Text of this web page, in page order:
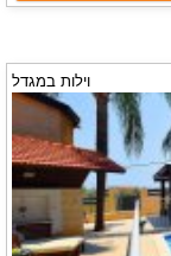
וילות במגדל